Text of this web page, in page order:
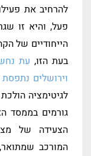
להרחיב את
פעל, והיא זו
הייחודיים של
בעת הזו, עת
וירושלים
לגיטימציה
גורמים בממסד
הצעידה של
המורכב